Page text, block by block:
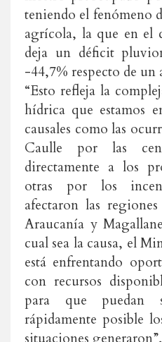
teniendo el fenómeno
agrícola, la que en el
deja un déficit
-44,7% respecto de un
“Esto refleja la
hídrica que estamos
causales como las
Caulle por las
directamente a los
otras por los
afectaron las
Araucanía y
cual sea la causa, el
está enfrentando
con recursos
para que puedan
rápidamente posible